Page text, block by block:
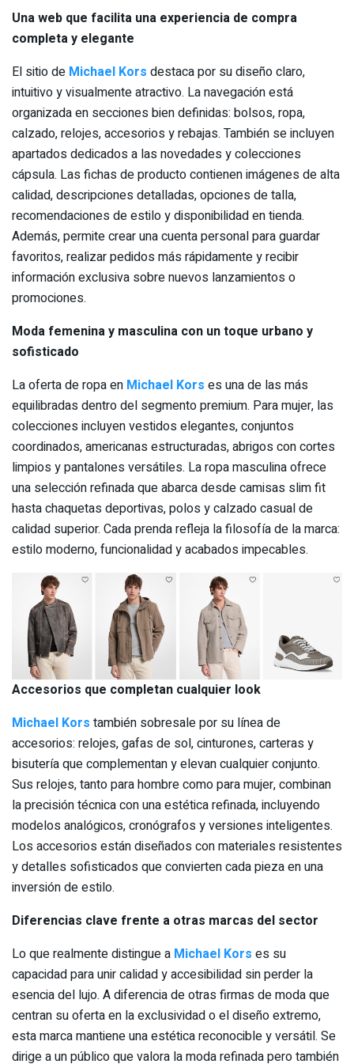
Una web que facilita una experiencia de compra
completa y elegante
El sitio de Michael Kors destaca por su diseño claro,
intuitivo y visualmente atractivo. La navegación está
organizada en secciones bien definidas: bolsos, ropa,
calzado, relojes, accesorios y rebajas. También se incluyen
apartados dedicados a las novedades y colecciones
cápsula. Las fichas de producto contienen imágenes de alta
calidad, descripciones detalladas, opciones de talla,
recomendaciones de estilo y disponibilidad en tienda.
Además, permite crear una cuenta personal para guardar
favoritos, realizar pedidos más rápidamente y recibir
información exclusiva sobre nuevos lanzamientos o
promociones.
Moda femenina y masculina con un toque urbano y
sofisticado
La oferta de ropa en Michael Kors es una de las más
equilibradas dentro del segmento premium. Para mujer, las
colecciones incluyen vestidos elegantes, conjuntos
coordinados, americanas estructuradas, abrigos con cortes
limpios y pantalones versátiles. La ropa masculina ofrece
una selección refinada que abarca desde camisas slim fit
hasta chaquetas deportivas, polos y calzado casual de
calidad superior. Cada prenda refleja la filosofía de la marca:
estilo moderno, funcionalidad y acabados impecables.
Accesorios que completan cualquier look
Michael Kors también sobresale por su línea de
accesorios: relojes, gafas de sol, cinturones, carteras y
bisutería que complementan y elevan cualquier conjunto.
Sus relojes, tanto para hombre como para mujer, combinan
la precisión técnica con una estética refinada, incluyendo
modelos analógicos, cronógrafos y versiones inteligentes.
Los accesorios están diseñados con materiales resistentes
y detalles sofisticados que convierten cada pieza en una
inversión de estilo.
Diferencias clave frente a otras marcas del sector
Lo que realmente distingue a Michael Kors es su
capacidad para unir calidad y accesibilidad sin perder la
esencia del lujo. A diferencia de otras firmas de moda que
centran su oferta en la exclusividad o el diseño extremo,
esta marca mantiene una estética reconocible y versátil. Se
dirige a un público que valora la moda refinada pero también